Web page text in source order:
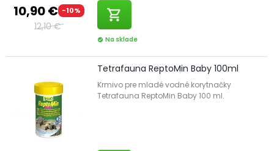
10,90 € -10%
12,10 €
shopping_cart
check_circle Na sklade
Tetrafauna ReptoMin Baby 100ml
Krmivo pre mladé vodné korytnačky
Tetrafauna ReptoMin Baby 100 ml.